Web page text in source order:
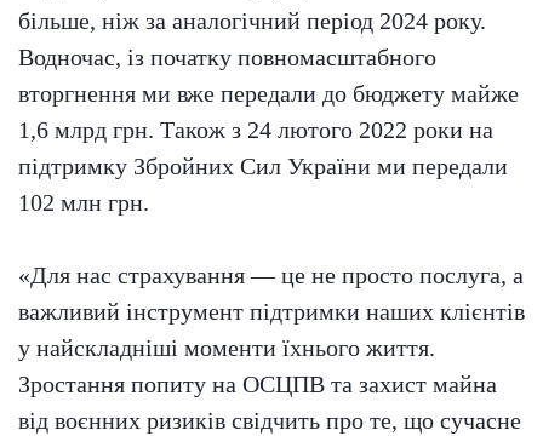
більше, ніж за аналогічний період 2024 року.
Водночас, із початку повномасштабного
вторгнення ми вже передали до бюджету майже
1,6 млрд грн. Також з 24 лютого 2022 роки на
підтримку Збройних Сил України ми передали
102 млн грн.
«Для нас страхування — це не просто послуга, а
важливий інструмент підтримки наших клієнтів
у найскладніші моменти їхнього життя.
Зростання попиту на ОСЦПВ та захист майна
від воєнних ризиків свідчить про те, що сучасне